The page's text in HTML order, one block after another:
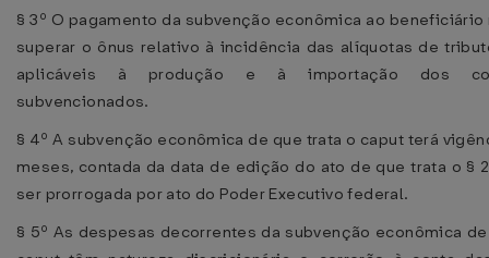
§ 3º O pagamento da subvenção econômica ao
superar o ônus relativo à incidência das alíquotas de
aplicáveis à produção e à importação dos
subvencionados.
§ 4º A subvenção econômica de que trata o caput terá
meses, contada da data de edição do ato de que trata o §
ser prorrogada por ato do Poder Executivo federal.
§ 5º As despesas decorrentes da subvenção econômica